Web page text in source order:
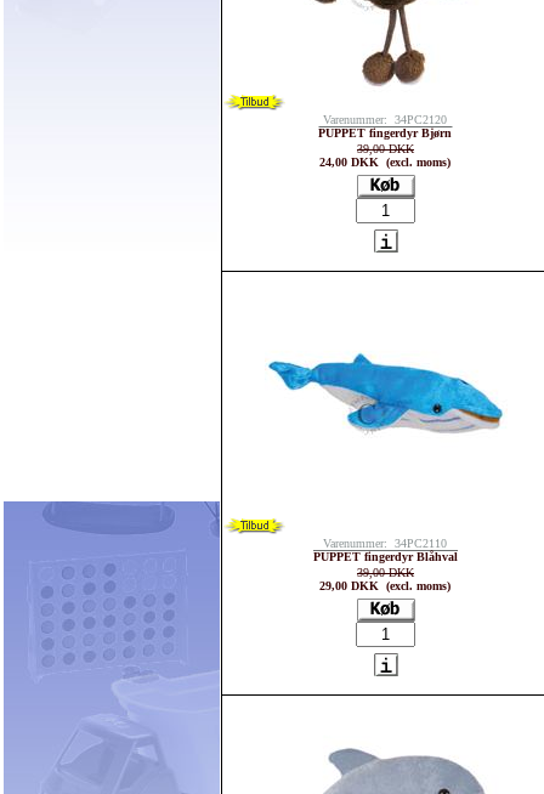
Varenummer: 34PC2120
PUPPET fingerdyr Bjørn
39,00 DKK
24,00 DKK (excl. moms)
Varenummer: 34PC2110
PUPPET fingerdyr Blåhval
39,00 DKK
29,00 DKK (excl. moms)